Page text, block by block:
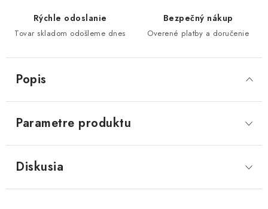
Rýchle odoslanie
Tovar skladom odošleme dnes
Bezpečný nákup
Overené platby a doručenie
Popis
Parametre produktu
Diskusia